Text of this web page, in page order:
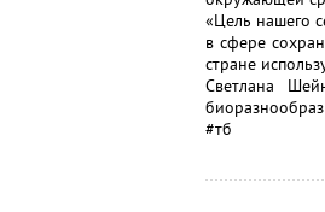
«Цель нашего
в сфере
стране
Светлана
#тб